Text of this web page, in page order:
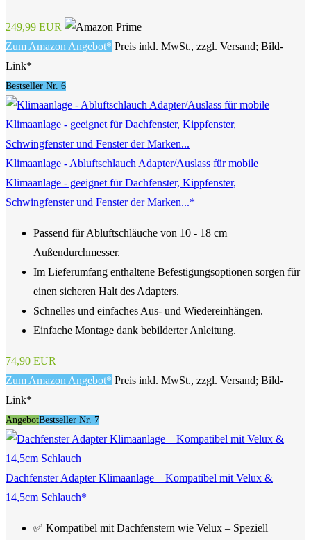
249,99 EUR
Zum Amazon Angebot* Preis inkl. MwSt., zzgl. Versand; Bild-
Link*
Bestseller Nr. 6
Klimaanlage - Abluftschlauch Adapter/Auslass für mobile
Klimaanlage - geeignet für Dachfenster, Kippfenster,
Schwingfenster und Fenster der Marken...*
Passend für Abluftschläuche von 10 - 18 cm
Außendurchmesser.
Im Lieferumfang enthaltene Befestigungsoptionen sorgen für
einen sicheren Halt des Adapters.
Schnelles und einfaches Aus- und Wiedereinhängen.
Einfache Montage dank bebilderter Anleitung.
74,90 EUR
Zum Amazon Angebot* Preis inkl. MwSt., zzgl. Versand; Bild-
Link*
AngebotBestseller Nr. 7
Dachfenster Adapter Klimaanlage – Kompatibel mit Velux &
14,5cm Schlauch*
✅ Kompatibel mit Dachfenstern wie Velux – Speziell